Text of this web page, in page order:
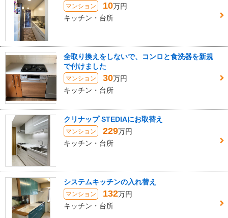
マンション 10万円
キッチン・台所
全取り換えをしないで、コンロと食洗器を新規
で付けました
マンション 30万円
キッチン・台所
クリナップ STEDIAにお取替え
マンション 229万円
キッチン・台所
システムキッチンの入れ替え
マンション 132万円
キッチン・台所